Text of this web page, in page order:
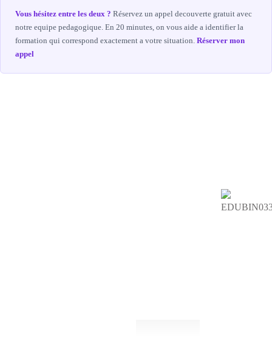
Vous hésitez entre les deux ? Réservez un appel decouverte gratuit avec
notre equipe pedagogique. En 20 minutes, on vous aide a identifier la
formation qui correspond exactement a votre situation. Réserver mon
appel